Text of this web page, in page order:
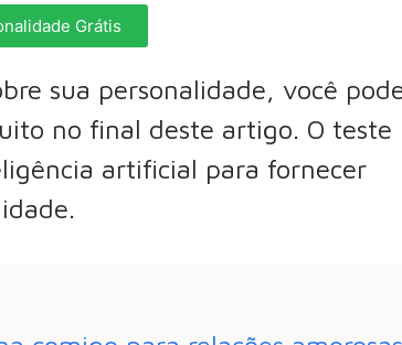
Grátis
sua personalidade, você
no final deste artigo. O teste
artificial para fornecer